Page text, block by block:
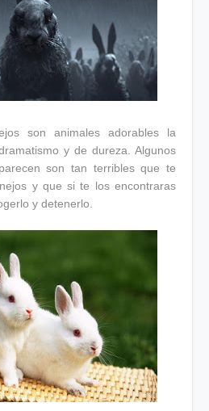
son animales adorables la
y de dureza. Algunos
son tan terribles que te
y que si te los encontraras
y detenerlo.